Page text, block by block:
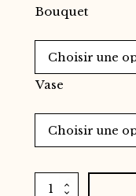
Bouquet
Vase
quantité